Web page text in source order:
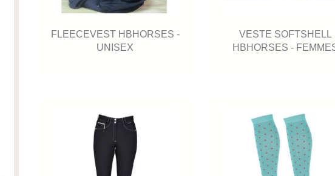
FLEECEVEST HBHORSES -
UNISEX
VESTE SOFTSHELL
HBHORSES -